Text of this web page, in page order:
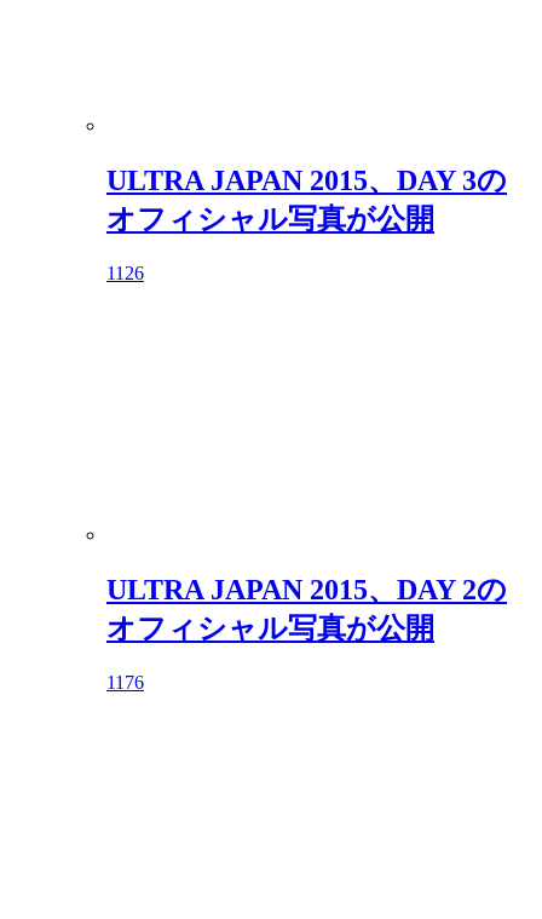
ULTRA JAPAN 2015、DAY 3の
オフィシャル写真が公開
1126
ULTRA JAPAN 2015、DAY 2の
オフィシャル写真が公開
1176